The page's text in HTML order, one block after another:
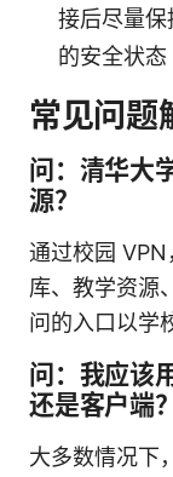
接后尽量保
的安全状态
常见问题
问：清华大
源？
通过校园
库、教学资源
问的入口以学
问：我应该
还是客户端？
大多数情况下